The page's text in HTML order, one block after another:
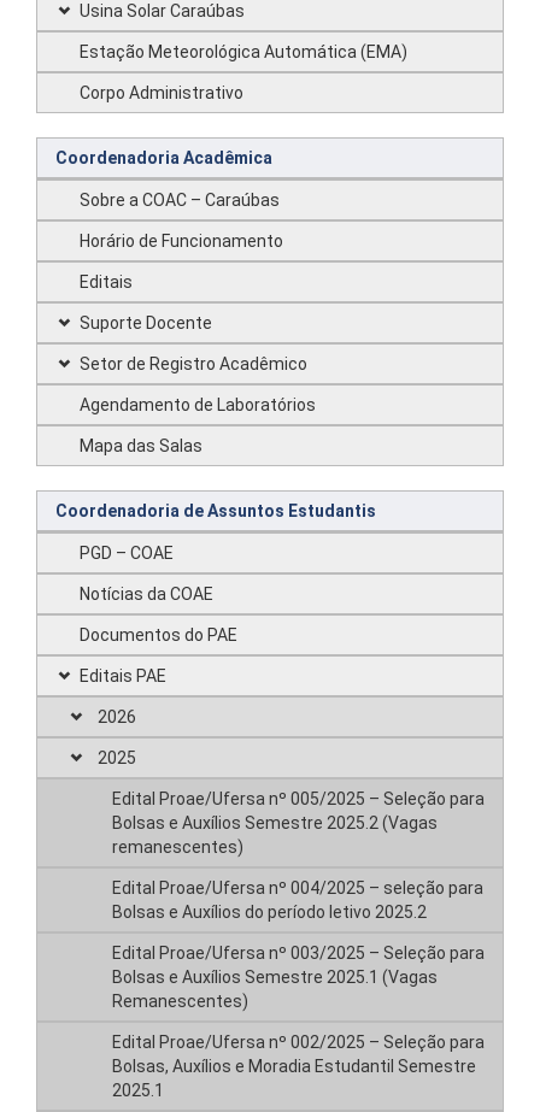
Usina Solar Caraúbas
Estação Meteorológica Automática (EMA)
Corpo Administrativo
Coordenadoria Acadêmica
Sobre a COAC – Caraúbas
Horário de Funcionamento
Editais
Suporte Docente
Setor de Registro Acadêmico
Agendamento de Laboratórios
Mapa das Salas
Coordenadoria de Assuntos Estudantis
PGD – COAE
Notícias da COAE
Documentos do PAE
Editais PAE
2026
2025
Edital Proae/Ufersa nº 005/2025 – Seleção para
Bolsas e Auxílios Semestre 2025.2 (Vagas
remanescentes)
Edital Proae/Ufersa nº 004/2025 – seleção para
Bolsas e Auxílios do período letivo 2025.2
Edital Proae/Ufersa nº 003/2025 – Seleção para
Bolsas e Auxílios Semestre 2025.1 (Vagas
Remanescentes)
Edital Proae/Ufersa nº 002/2025 – Seleção para
Bolsas, Auxílios e Moradia Estudantil Semestre
2025.1